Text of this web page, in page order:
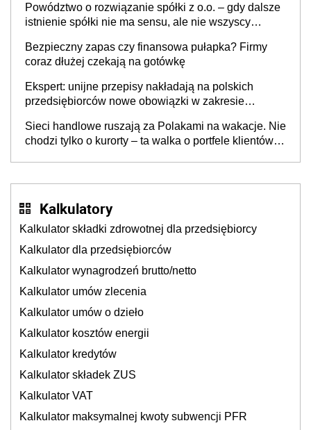
Powództwo o rozwiązanie spółki z o.o. – gdy dalsze
istnienie spółki nie ma sensu, ale nie wszyscy
Bezpieczny zapas czy finansowa pułapka? Firmy
coraz dłużej czekają na gotówkę
Ekspert: unijne przepisy nakładają na polskich
przedsiębiorców nowe obowiązki w zakresie
Sieci handlowe ruszają za Polakami na wakacje. Nie
chodzi tylko o kurorty – ta walka o portfele klientów
Kalkulatory
Kalkulator składki zdrowotnej dla przedsiębiorcy
Kalkulator dla przedsiębiorców
Kalkulator wynagrodzeń brutto/netto
Kalkulator umów zlecenia
Kalkulator umów o dzieło
Kalkulator kosztów energii
Kalkulator kredytów
Kalkulator składek ZUS
Kalkulator VAT
Kalkulator maksymalnej kwoty subwencji PFR